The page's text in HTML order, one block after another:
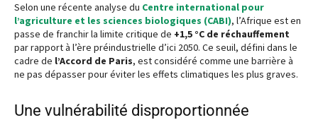
Selon une récente analyse du Centre international pour
l’agriculture et les sciences biologiques (CABI), l’Afrique est en
passe de franchir la limite critique de +1,5 °C de réchauffement
par rapport à l’ère préindustrielle d’ici 2050. Ce seuil, défini dans le
cadre de l’Accord de Paris, est considéré comme une barrière à
ne pas dépasser pour éviter les effets climatiques les plus graves.
Une vulnérabilité disproportionnée